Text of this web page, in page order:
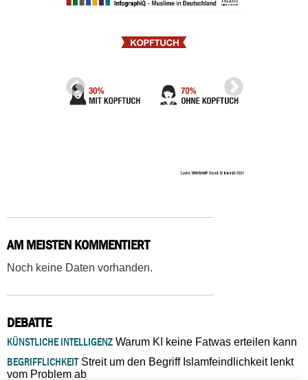
AM MEISTEN KOMMENTIERT
Noch keine Daten vorhanden.
DEBATTE
KÜNSTLICHE INTELLIGENZ Warum KI keine Fatwas erteilen kann
BEGRIFFLICHKEITStreit um den Begriff Islamfeindlichkeit lenkt
vom Problem ab